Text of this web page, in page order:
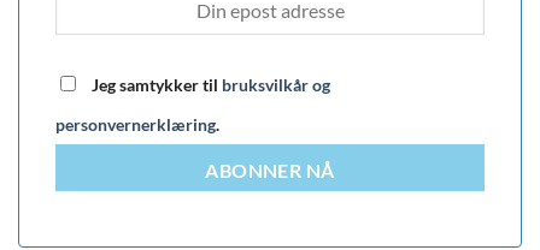
Jeg samtykker til bruksvilkår og
personvernerklæring.
ABONNER NÅ